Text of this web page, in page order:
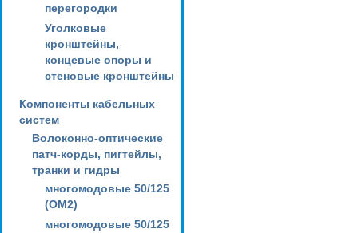
перегородки
Уголковые
кронштейны,
концевые опоры и
стеновые кронштейны
Компоненты кабельных
систем
Волоконно-оптические
патч-корды, пигтейлы,
транки и гидры
многомодовые 50/125
(OM2)
многомодовые 50/125